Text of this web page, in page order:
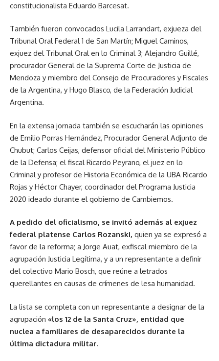
constitucionalista Eduardo Barcesat.
También fueron convocados Lucila Larrandart, exjueza del
Tribunal Oral Federal 1 de San Martín; Miguel Caminos,
exjuez del Tribunal Oral en lo Criminal 3; Alejandro Guillé,
procurador General de la Suprema Corte de Justicia de
Mendoza y miembro del Consejo de Procuradores y Fiscales
de la Argentina, y Hugo Blasco, de la Federación Judicial
Argentina.
En la extensa jornada también se escucharán las opiniones
de Emilio Porras Hernández, Procurador General Adjunto de
Chubut; Carlos Ceijas, defensor oficial del Ministerio Público
de la Defensa; el fiscal Ricardo Peyrano, el juez en lo
Criminal y profesor de Historia Económica de la UBA Ricardo
Rojas y Héctor Chayer, coordinador del Programa Justicia
2020 ideado durante el gobierno de Cambiemos.
A pedido del oficialismo, se invitó además al exjuez
federal platense Carlos Rozanski, quien ya se expresó a
favor de la reforma; a Jorge Auat, exfiscal miembro de la
agrupación Justicia Legítima, y a un representante a definir
del colectivo Mario Bosch, que reúne a letrados
querellantes en causas de crímenes de lesa humanidad.
La lista se completa con un representante a designar de la
agrupación «los 12 de la Santa Cruz», entidad que
nuclea a familiares de desaparecidos durante la
última dictadura militar.